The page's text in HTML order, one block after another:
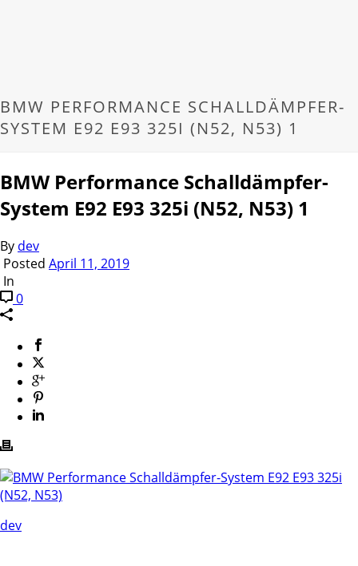
BMW PERFORMANCE SCHALLDÄMPFER-
SYSTEM E92 E93 325I (N52, N53) 1
BMW Performance Schalldämpfer-
System E92 E93 325i (N52, N53) 1
By dev
Posted April 11, 2019
In
0
dev